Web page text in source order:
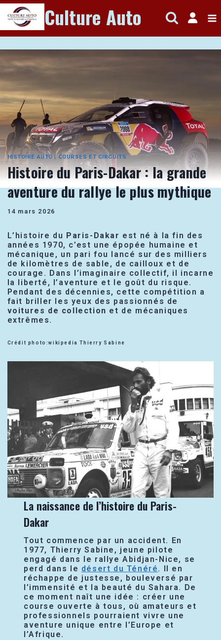
Aller
au
contenu
Culture Auto
HISTOIRE AUTO|COURSES ET CIRCUITS
Histoire du Paris-Dakar : la grande
aventure du rallye le plus mythique
14 mars 2026
L’histoire du Paris-Dakar est né à la fin des
années 1970, c’est une épopée humaine et
mécanique, un pari fou lancé sur des milliers
de kilomètres de sable, de cailloux et de
courage. Dans l’imaginaire collectif, il incarne
la liberté, l’aventure et le goût du risque.
Pendant des décennies, cette compétition a
fait briller les yeux des passionnés de
voitures de collection et de mécaniques
extrêmes.
Crédit photo:wikipedia Thierry Sabine
La naissance de l’histoire du Paris-
Dakar
Tout commence par un accident. En
1977, Thierry Sabine, jeune pilote
engagé dans le rallye Abidjan-Nice, se
perd dans le désert du Ténéré. Il en
réchappe de justesse, bouleversé par
l’immensité et la beauté du Sahara. De
ce moment naît une idée : créer une
course ouverte à tous, où amateurs et
professionnels pourraient vivre une
aventure unique entre l’Europe et
l’Afrique.